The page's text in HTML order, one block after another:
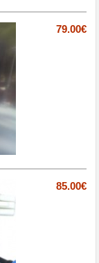
79.00€
85.00€